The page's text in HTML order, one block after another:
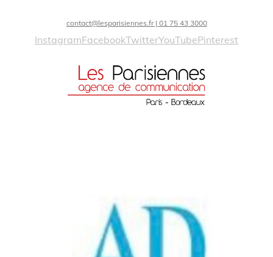
contact@lesparisiennes.fr | 01 75 43 3000
InstagramFacebookTwitterYouTubePinterest